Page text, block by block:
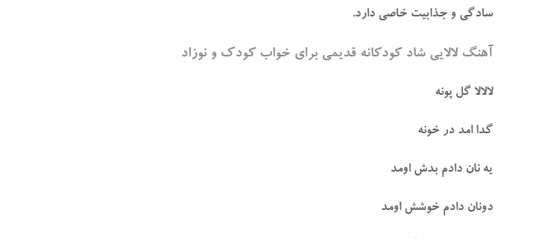
سادگی و جذابیت خاصی دارد.
آهنگ لالایی شاد کودکانه قدیمی برای خواب کودک و نوزاد
لالالا گل پونه
گدا امد در خونه
یه نان دادم بدش اومد
دونان دادم خوشش اومد